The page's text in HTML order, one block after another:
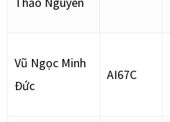
Vũ Ngọc Minh
Đức
AI67C